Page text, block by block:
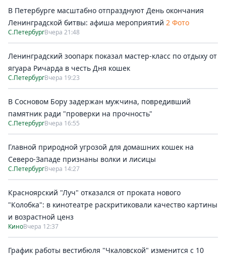
В Петербурге масштабно отпразднуют День окончания
Ленинградской битвы: афиша мероприятий 2 Фото
С.ПетербургВчера 21:48
Ленинградский зоопарк показал мастер-класс по отдыху от
ягуара Ричарда в честь Дня кошек
С.ПетербургВчера 19:23
В Сосновом Бору задержан мужчина, повредивший
памятник ради "проверки на прочность"
С.ПетербургВчера 16:55
Главной природной угрозой для домашних кошек на
Северо-Западе признаны волки и лисицы
С.ПетербургВчера 14:27
Красноярский "Луч" отказался от проката нового
"Колобка": в кинотеатре раскритиковали качество картины
и возрастной ценз
КиноВчера 12:37
График работы вестибюля "Чкаловской" изменится с 10